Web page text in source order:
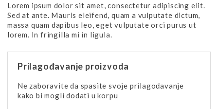
Lorem ipsum dolor sit amet, consectetur adipiscing elit.
Sed at ante. Mauris eleifend, quam a vulputate dictum,
massa quam dapibus leo, eget vulputate orci purus ut
lorem. In fringilla mi in ligula.
Prilagođavanje proizvoda
Ne zaboravite da spasite svoje prilagođavanje
kako bi mogli dodati u korpu